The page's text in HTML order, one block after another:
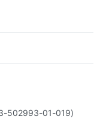
502993-01-019)